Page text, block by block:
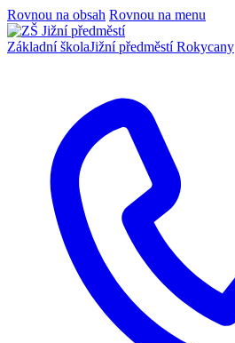
Rovnou na obsah Rovnou na menu
Základní školaJižní předměstí Rokycany